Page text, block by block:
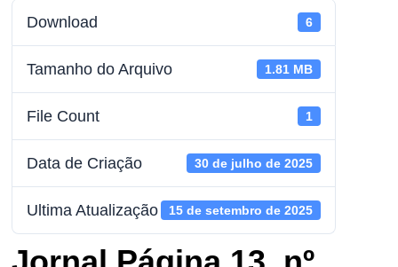
Download 6
Tamanho do Arquivo 1.81 MB
File Count 1
Data de Criação 30 de julho de 2025
Ultima Atualização 15 de setembro de 2025